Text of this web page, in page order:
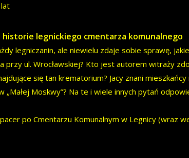
historie legnickiego cmentarza komunalnego
legniczanin, ale niewielu zdaje sobie sprawę,
przy ul. Wrocławskiej? Kto jest autorem witraży
się tan krematorium? Jacy znani
„Małej Moskwy”? Na te i wiele innych pytań
po Cmentarzu Komunalnym w Legnicy (wraz